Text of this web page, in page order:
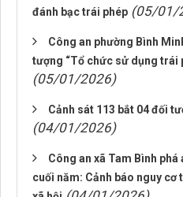
đánh bạc trái phép (05/01/
Công an phường Bình
tượng “Tổ chức sử dụng trái
(05/01/2026)
Cảnh sát 113 bắt 04 đối
(04/01/2026)
Công an xã Tam Bình
cuối năm: Cảnh báo nguy